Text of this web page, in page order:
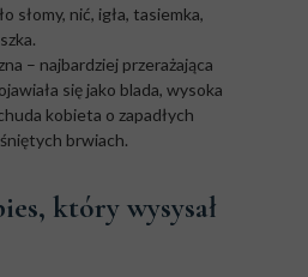
słomy, nić, igła, tasiemka,
– najbardziej przerażająca
się jako blada, wysoka
kobieta o zapadłych
brwiach.
który wysysał